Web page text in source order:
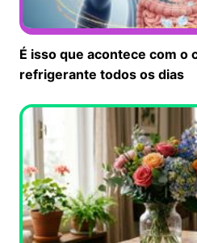
É isso que acontece com o
refrigerante todos os dias